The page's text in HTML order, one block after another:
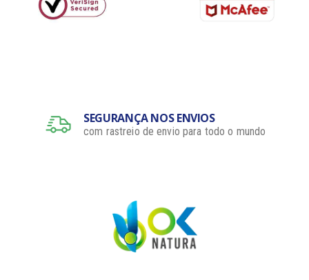
SEGURANÇA NOS ENVIOS
com rastreio de envio para todo o mundo